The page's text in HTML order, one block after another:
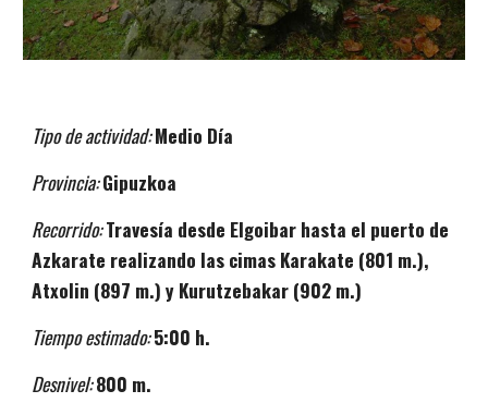
Tipo de actividad:Medio Día
Provincia:Gipuzkoa
Recorrido:Travesía desde Elgoibar hasta el puerto de
Azkarate realizando las cimas Karakate (801 m.),
Atxolin (897 m.) yKurutzebakar(902m.)
Tiempo estimado:5:00 h.
Desnivel:800 m.